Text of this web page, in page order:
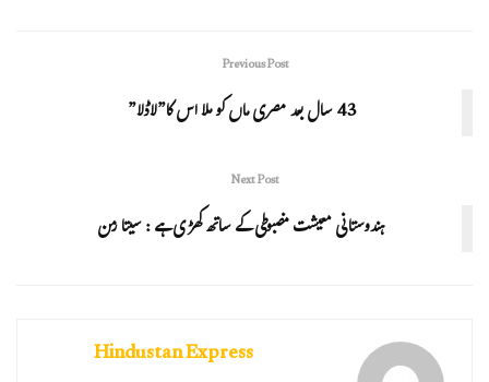
Previous Post
43 سال بعد مصری ماں کو ملا اس کا”لاڈلا”
Next Post
ہندوستانی معیشت مضبوطی کے ساتھ کھڑی ہے : سیتا رمن
Hindustan Express